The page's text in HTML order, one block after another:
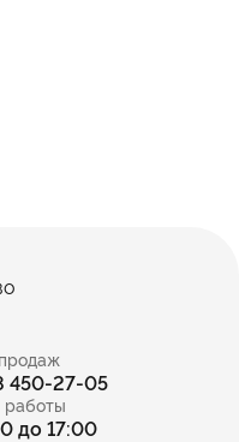
450-27-05
до 17:00